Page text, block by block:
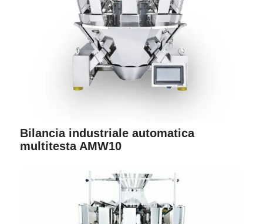
Bilancia industriale automatica
multitesta AMW10